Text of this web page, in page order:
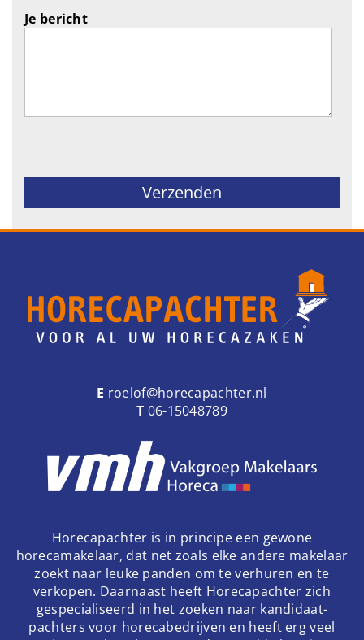
Je bericht
E roelof@horecapachter.nl
T 06-15048789
Horecapachter is in principe een gewone
horecamakelaar, dat net zoals elke andere makelaar
zoekt naar leuke panden om te verhuren en te
verkopen. Daarnaast heeft Horecapachter zich
gespecialiseerd in het zoeken naar kandidaat-
pachters voor horecabedrijven en heeft erg veel